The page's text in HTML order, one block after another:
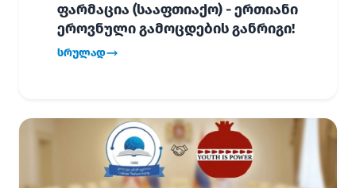
ფარმაცია (სააფთიაქო) - ერთიანი
ეროვნული გამოცდების განრიგი!
სრულად